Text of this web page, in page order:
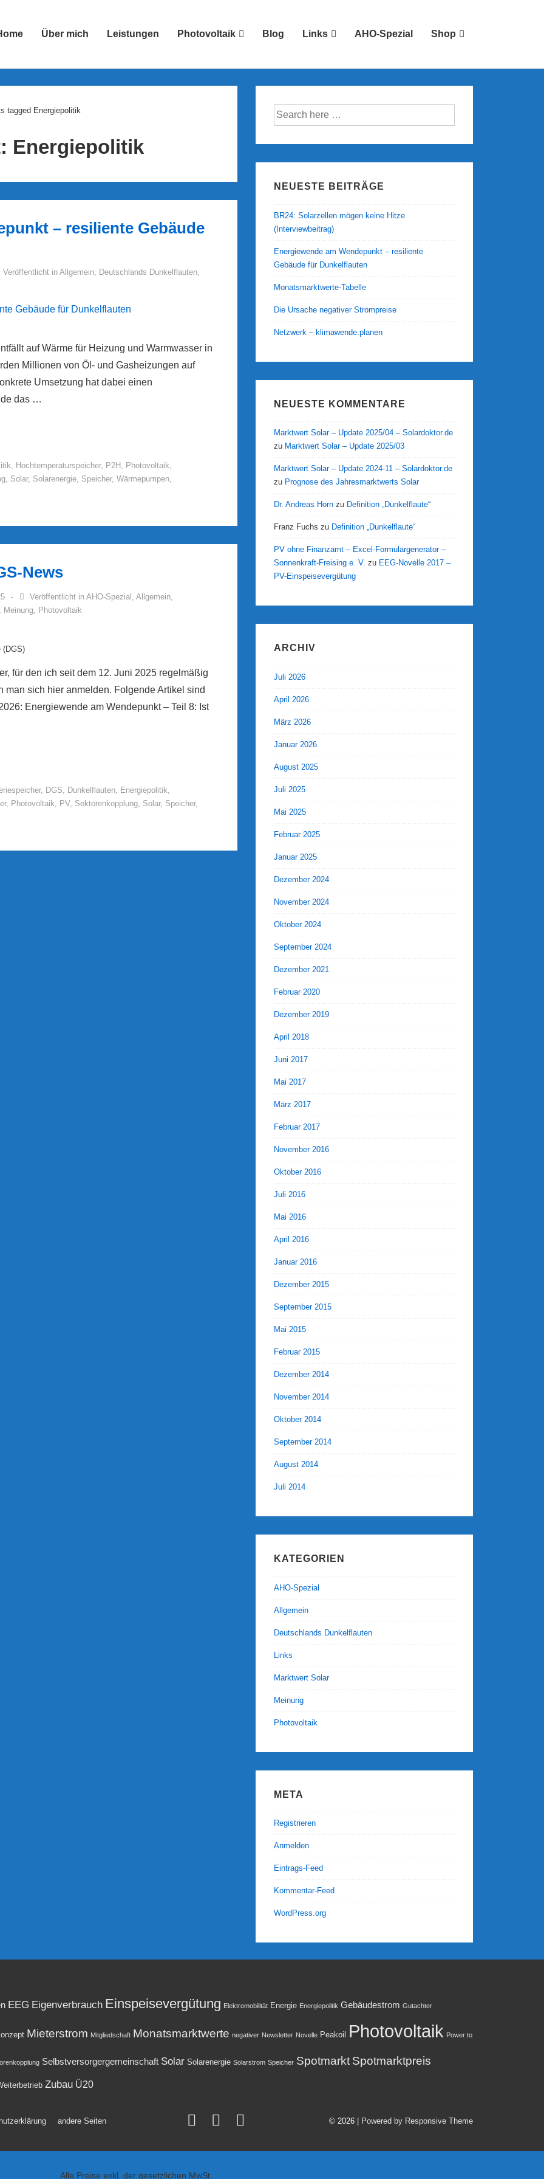
Über mich Leistungen Photovoltaik Blog Links AHO-Spezial Shop
tagged Energiepolitik
Energiepolitik
– resiliente Gebäude
Veröffentlicht in Allgemein, Deutschlands Dunkelflauten,
auf Wärme für Heizung und Warmwasser in
Millionen von Öl- und Gasheizungen auf
Umsetzung hat dabei einen
das …
, Hochtemperaturspeicher, P2H , Photovoltaik,
, Solar, Solarenergie, Speicher, Wärmepumpen,
News
Veröffentlicht in AHO-Spezial , Allgemein,
Meinung, Photovoltaik
(DGS)
für den ich seit dem 12. Juni 2025 regelmäßig
man sich hier anmelden. Folgende Artikel sind
Energiewende am Wendepunkt – Teil 8: Ist
, DGS, Dunkelflauten, Energiepolitik,
, Photovoltaik, PV, Sektorenkopplung, Solar, Speicher,
Suche
nach:
NEUESTE BEITRÄGE
BR24: Solarzellen mögen keine Hitze
(Interviewbeitrag)
Energiewende am Wendepunkt – resiliente
Gebäude für Dunkelflauten
Monatsmarktwerte-Tabelle
Die Ursache negativer Strompreise
Netzwerk – klimawende.planen
NEUESTE KOMMENTARE
Marktwert Solar – Update 2025/04 – Solardoktor.de
zu Marktwert Solar – Update 2025/03
Marktwert Solar – Update 2024-11 – Solardoktor.de
zu Prognose des Jahresmarktwerts Solar
Dr. Andreas Horn zu Definition „Dunkelflaute“
Franz Fuchs zu Definition „Dunkelflaute“
PV ohne Finanzamt – Excel-Formulargenerator –
Sonnenkraft-Freising e. V. zu EEG-Novelle 2017 –
PV-Einspeisevergütung
ARCHIV
Juli 2026
April 2026
März 2026
Januar 2026
August 2025
Juli 2025
Mai 2025
Februar 2025
Januar 2025
Dezember 2024
November 2024
Oktober 2024
September 2024
Dezember 2021
Februar 2020
Dezember 2019
April 2018
Juni 2017
Mai 2017
März 2017
Februar 2017
November 2016
Oktober 2016
Juli 2016
Mai 2016
April 2016
Januar 2016
Dezember 2015
September 2015
Mai 2015
Februar 2015
Dezember 2014
November 2014
Oktober 2014
September 2014
August 2014
Juli 2014
KATEGORIEN
AHO-Spezial
Allgemein
Deutschlands Dunkelflauten
Links
Marktwert Solar
Meinung
Photovoltaik
META
Registrieren
Anmelden
Eintrags-Feed
Kommentar-Feed
WordPress.org
EEG Eigenverbrauch Einspeisevergütung Elektromobilität Energie Energiepolitik Gebäudestrom Gutachter
Mieterstrom Mitgliedschaft Monatsmarktwerte negativer Newsletter Novelle Peakoil Photovoltaik Power to
Selbstversorgergemeinschaft Solar Solarenergie Solarstrom Speicher Spotmarkt Spotmarktpreis
Zubau Ü20
andere Seiten © 2026 | Powered by Responsive Theme
Alle Preise exkl. der gesetzlichen MwSt.